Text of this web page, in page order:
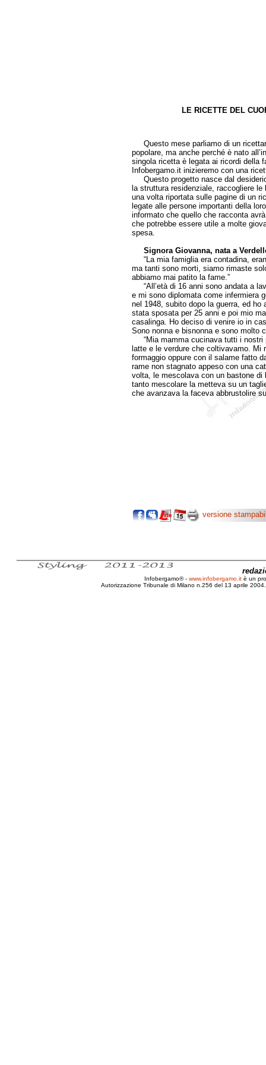
LE RICETTE DEL
Questo mese parliamo di un
popolare, ma anche perché è nato
singola ricetta è legata ai ricordi della
Infobergamo.it inizieremo con una
Questo progetto nasce dal
la struttura residenziale, raccogliere
una volta riportata sulle pagine di un
legate alle persone importanti della
informato che quello che racconta
che potrebbe essere utile a molte
spesa.
Signora Giovanna, nata a
“La mia famiglia era contadina,
ma tanti sono morti, siamo rimaste
abbiamo mai patito la fame.”
“All’età di 16 anni sono andata a
e mi sono diplomata come infermiera
nel 1948, subito dopo la guerra, ed
stata sposata per 25 anni e poi mio
casalinga. Ho deciso di venire io in
Sono nonna e bisnonna e sono molto
“Mia mamma cucinava tutti i nostri
latte e le verdure che coltivavamo. Mi
formaggio oppure con il salame fatto
rame non stagnato appeso con una
volta, le mescolava con un bastone
tanto mescolare la metteva su un
che avanzava la faceva abbrustolire
versione
Infobergamo® - www.infobergamo.it è un
Autorizzazione Tribunale di Milano n.256 del 13 aprile